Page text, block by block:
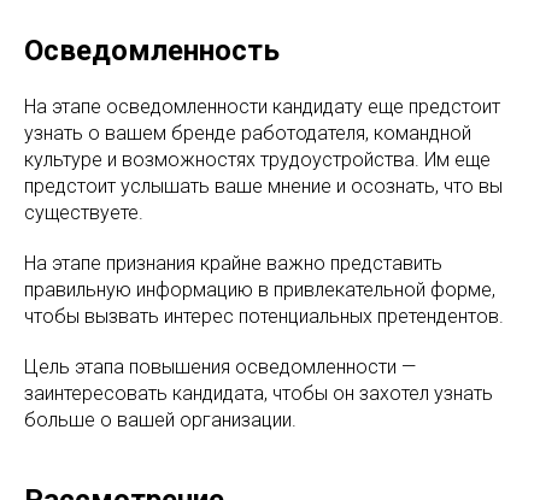
Осведомленность
На этапе осведомленности кандидату еще предстоит
узнать о вашем бренде работодателя, командной
культуре и возможностях трудоустройства. Им еще
предстоит услышать ваше мнение и осознать, что вы
существуете.
На этапе признания крайне важно представить
правильную информацию в привлекательной форме,
чтобы вызвать интерес потенциальных претендентов.
Цель этапа повышения осведомленности —
заинтересовать кандидата, чтобы он захотел узнать
больше о вашей организации.